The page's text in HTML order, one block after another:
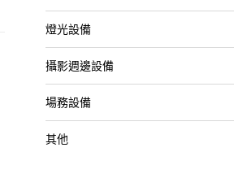
燈光設備
攝影週邊設備
場務設備
其他